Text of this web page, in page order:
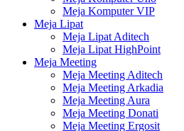
Meja Komputer VIP
Meja Lipat
Meja Lipat Aditech
Meja Lipat HighPoint
Meja Meeting
Meja Meeting Aditech
Meja Meeting Arkadia
Meja Meeting Aura
Meja Meeting Donati
Meja Meeting Ergosit